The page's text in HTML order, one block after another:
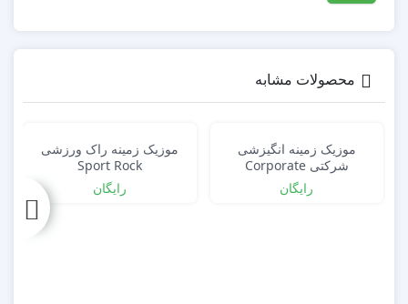
محصولات مشابه
موزیک زمینه انگیزشی
شرکتی Corporate
Motivational Pop
رایگان
موزیک زمینه راک ورزشی
Sport Rock
رایگان